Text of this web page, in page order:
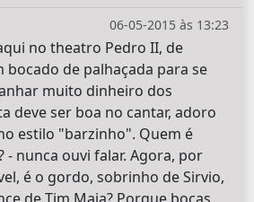
06-05-2015 às 13:23
no theatro Pedro II, de
bocado de palhaçada para se
muito dinheiro dos
deve ser boa no cantar, adoro
estilo "barzinho". Quem é
- nunca ouvi falar. Agora, por
é o gordo, sobrinho de Sirvio,